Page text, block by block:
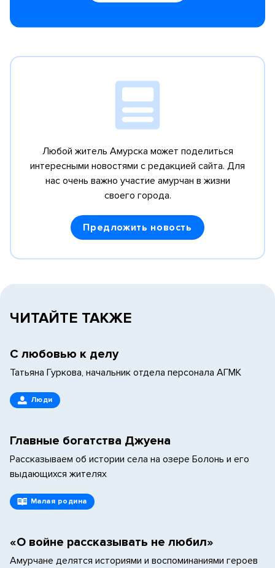
Любой житель Амурска может поделиться
интересными новостями с редакцией сайта. Для
нас очень важно участие амурчан в жизни
своего города.
Предложить новость
ЧИТАЙТЕ ТАКЖЕ
С любовью к делу
Татьяна Гуркова, начальник отдела персонала АГМК
Люди
Главные богатства Джуена
Рассказываем об истории села на озере Болонь и его
выдающихся жителях
Малая родина
«О войне рассказывать не любил»
Амурчане делятся историями и воспоминаниями героев